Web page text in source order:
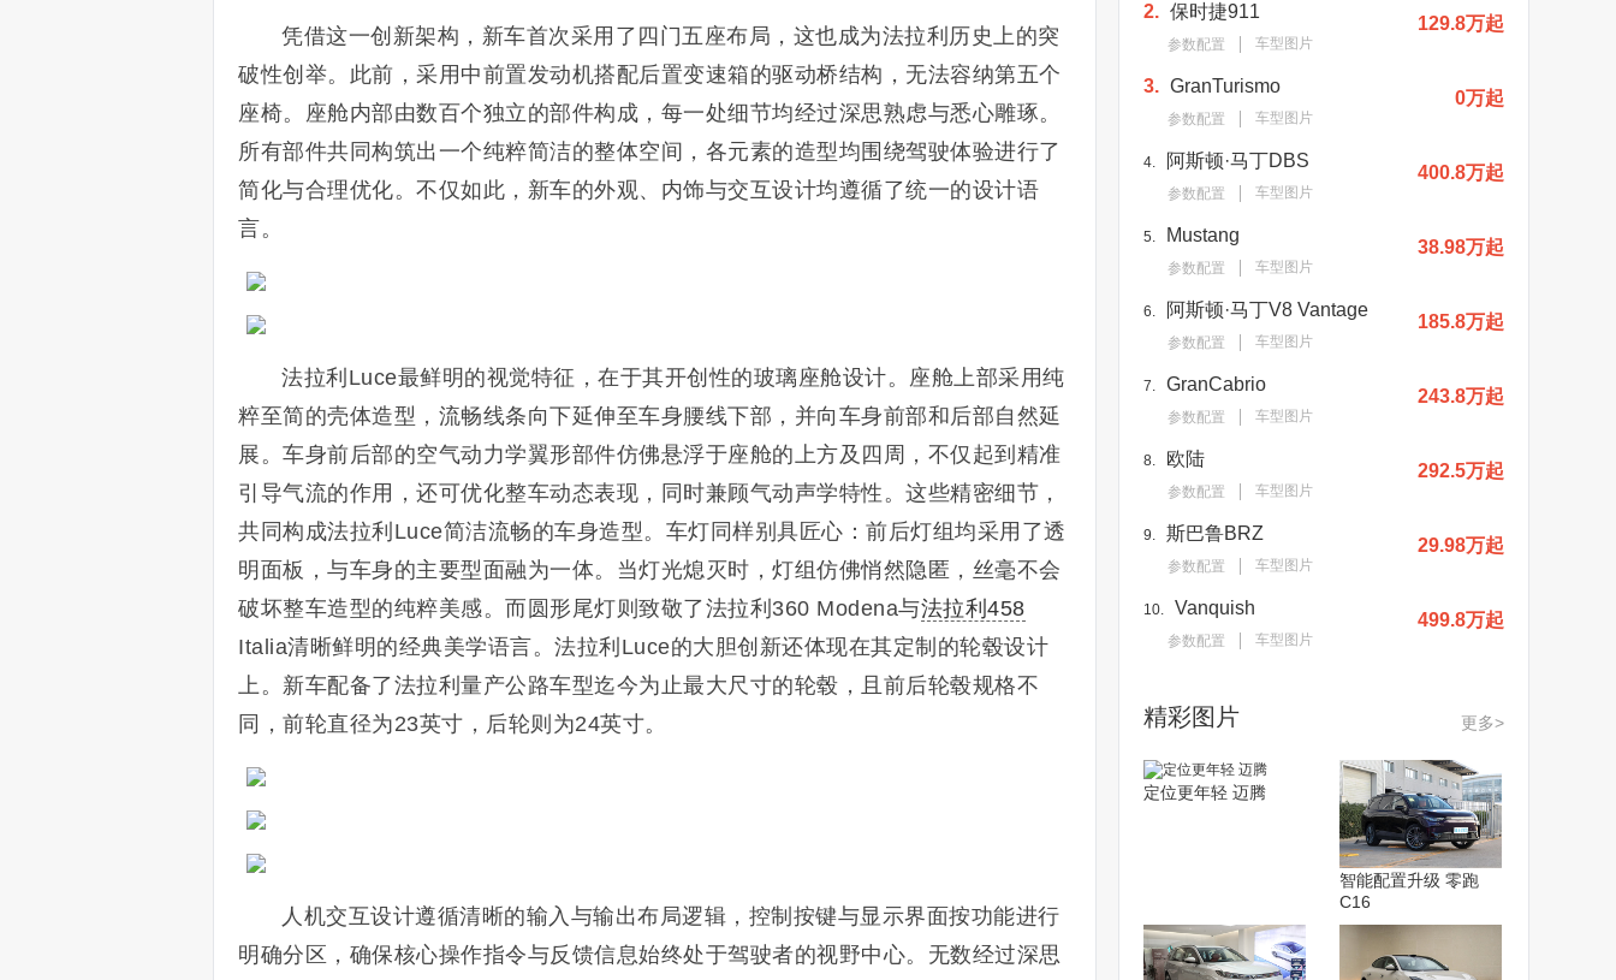
凭借这一创新架构，新车首次采用了四门五座布局，这也成为法拉利历史上的突
破性创举。此前，采用中前置发动机搭配后置变速箱的驱动桥结构，无法容纳第五个
座椅。座舱内部由数百个独立的部件构成，每一处细节均经过深思熟虑与悉心雕琢。
所有部件共同构筑出一个纯粹简洁的整体空间，各元素的造型均围绕驾驶体验进行了
简化与合理优化。不仅如此，新车的外观、内饰与交互设计均遵循了统一的设计语
言。
法拉利Luce最鲜明的视觉特征，在于其开创性的玻璃座舱设计。座舱上部采用纯
粹至简的壳体造型，流畅线条向下延伸至车身腰线下部，并向车身前部和后部自然延
展。车身前后部的空气动力学翼形部件仿佛悬浮于座舱的上方及四周，不仅起到精准
引导气流的作用，还可优化整车动态表现，同时兼顾气动声学特性。这些精密细节，
共同构成法拉利Luce简洁流畅的车身造型。车灯同样别具匠心：前后灯组均采用了透
明面板，与车身的主要型面融为一体。当灯光熄灭时，灯组仿佛悄然隐匿，丝毫不会
破坏整车造型的纯粹美感。而圆形尾灯则致敬了法拉利360 Modena与法拉利458
Italia清晰鲜明的经典美学语言。法拉利Luce的大胆创新还体现在其定制的轮毂设计
上。新车配备了法拉利量产公路车型迄今为止最大尺寸的轮毂，且前后轮毂规格不
同，前轮直径为23英寸，后轮则为24英寸。
人机交互设计遵循清晰的输入与输出布局逻辑，控制按键与显示界面按功能进行
明确分区，确保核心操作指令与反馈信息始终处于驾驶者的视野中心。无数经过深思
2. 保时捷911
参数配置 车型图片
129.8万起
3. GranTurismo
参数配置 车型图片
0万起
4. 阿斯顿·马丁DBS
参数配置 车型图片
400.8万起
5. Mustang
参数配置 车型图片
38.98万起
6. 阿斯顿·马丁V8 Vantage
参数配置 车型图片
185.8万起
7. GranCabrio
参数配置 车型图片
243.8万起
8. 欧陆
参数配置 车型图片
292.5万起
9. 斯巴鲁BRZ
参数配置 车型图片
29.98万起
10. Vanquish
参数配置 车型图片
499.8万起
精彩图片 更多>
定位更年轻 迈腾
智能配置升级 零跑
C16